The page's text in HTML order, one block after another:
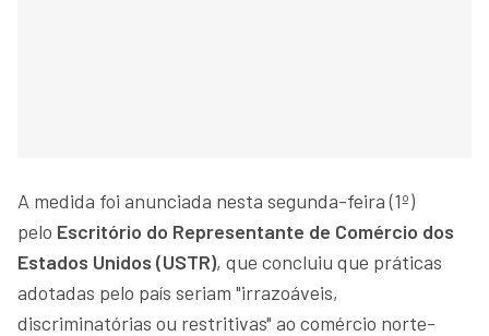
A medida foi anunciada nesta segunda-feira (1º)
pelo Escritório do Representante de Comércio dos
Estados Unidos (USTR), que concluiu que práticas
adotadas pelo país seriam "irrazoáveis,
discriminatórias ou restritivas" ao comércio norte-